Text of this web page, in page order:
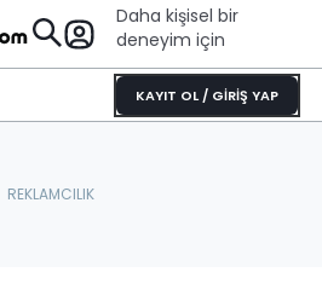
Daha kişisel bir
deneyim için
KAYIT OL / GİRİŞ YAP